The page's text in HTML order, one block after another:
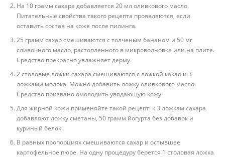
На 10 грамм сахара добавляется 20 мл оливкового масло.
Питательные свойства такого рецепта проявляются, если
оставить состав на коже после пилинга.
25 грамм сахар смешиваются с толченым бананом и 50 мг
сливочного масло, растопленного в микроволновке или на плите.
Средство прекрасно увлажняет дерму.
2 столовые ложки сахара смешиваются с ложкой какао и 3
ложками молока. Можно добавить ложку оливкового масло.
Средство призвано омолодить увядающую кожу.
Для жирной кожи применяйте такой рецепт: к 3 ложкам сахара
добавляют ложку сметаны, 50 грамм йогурта без добавок и
куриный белок.
В равных пропорциях смешиваются сахар и остывшее
картофельное пюре. На одну процедуру берется 1 столовая ложка